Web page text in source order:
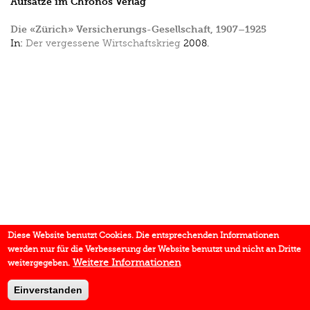
Die «Zürich» Versicherungs-Gesellschaft, 1907–1925
In: Der vergessene Wirtschaftskrieg 2008.
Diese Website benutzt Cookies. Die entsprechenden Informationen
werden nur für die Verbesserung der Website benutzt und nicht an Dritte
weitergegeben. Weitere Informationen
Einverstanden